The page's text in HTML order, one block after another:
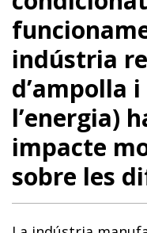
indústria
d’ampolla
l’energia)
impacte
sobre les